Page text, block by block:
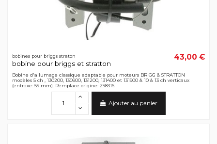
bobines pour briggs straton
bobine pour briggs et stratton
43,00 €
Bobine d'allumage classique adaptable pour moteurs BRIGG & STRATTON
modèles 5 ch , 130200, 130900, 131200, 131400 et 131900 & 10 & 13 ch verticaux
(entraxe: 59 mm). Remplace origine: 298316.
Ajouter au panier